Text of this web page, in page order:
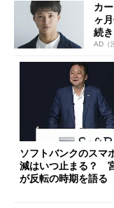
カ
ヶ
続
AD（
ソフトバンクのスマ
減はいつ止まる？
が反転の時期を語